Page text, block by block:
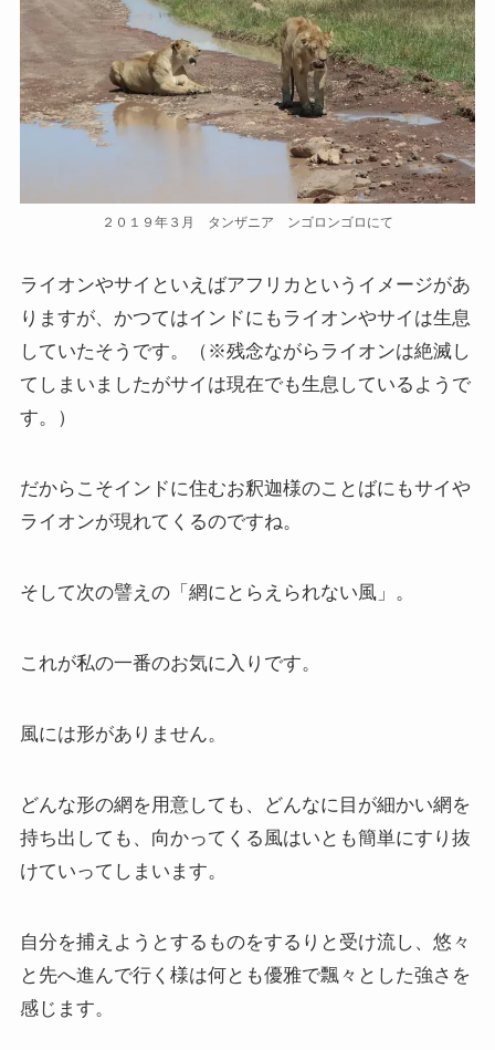
イギリスの文豪ディケンズ
ドイツの大詩人ゲーテを味わう
哲学者ショーペンハウアーに学ぶ
イタリアルネサンスと知の革命
光の画家フェルメールと科学革命
タンザニア・トルコ編
イスラエル編
ポーランド編
ボスニア・クロアチア編
２０１９年３月 タンザニア ンゴロンゴロにて
ライオンやサイといえばアフリカというイメージがあ
りますが、かつてはインドにもライオンやサイは生息
していたそうです。（※残念ながらライオンは絶滅し
てしまいましたがサイは現在でも生息しているようで
す。）
だからこそインドに住むお釈迦様のことばにもサイや
ライオンが現れてくるのですね。
そして次の譬えの「網にとらえられない風」。
これが私の一番のお気に入りです。
風には形がありません。
どんな形の網を用意しても、どんなに目が細かい網を
持ち出しても、向かってくる風はいとも簡単にすり抜
けていってしまいます。
自分を捕えようとするものをするりと受け流し、悠々
と先へ進んで行く様は何とも優雅で飄々とした強さを
感じます。